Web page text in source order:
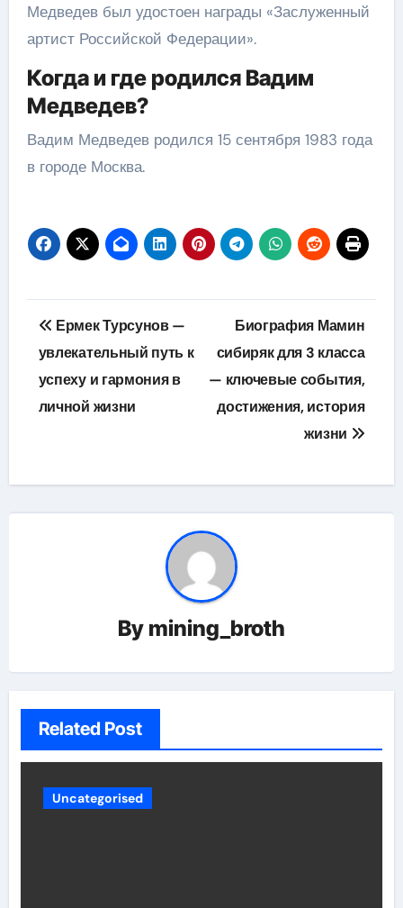
Медведев был удостоен награды «Заслуженный
артист Российской Федерации».
Когда и где родился Вадим
Медведев?
Вадим Медведев родился 15 сентября 1983 года
в городе Москва.
Навигация
по
записям
Ермек Турсунов —
увлекательный путь к
успеху и гармония в
личной жизни
Биография Мамин
сибиряк для 3 класса
— ключевые события,
достижения, история
жизни
By mining_broth
Related Post
Uncategorised